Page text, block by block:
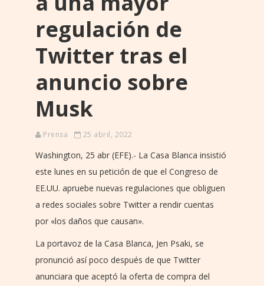
regulación de
Twitter tras el
anuncio sobre
Musk
Prensa 25 abril, 2022
Washington, 25 abr (EFE).- La Casa Blanca insistió
este lunes en su petición de que el Congreso de
EE.UU. apruebe nuevas regulaciones que obliguen
a redes sociales sobre Twitter a rendir cuentas
por «los daños que causan».
La portavoz de la Casa Blanca, Jen Psaki, se
pronunció así poco después de que Twitter
anunciara que aceptó la oferta de compra del